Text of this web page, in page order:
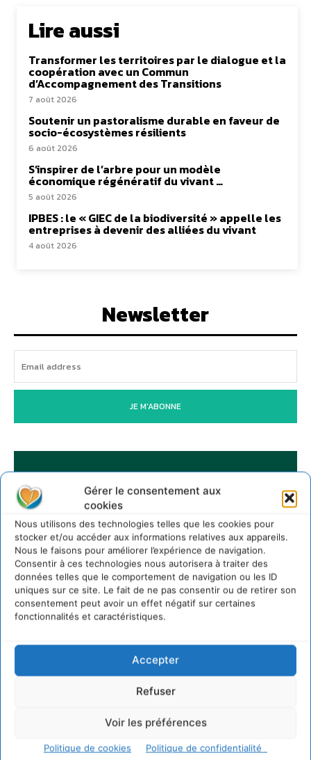
Gérer le consentement aux
cookies
Nous utilisons des technologies telles que les cookies pour
stocker et/ou accéder aux informations relatives aux appareils.
Nous le faisons pour améliorer l’expérience de navigation.
Consentir à ces technologies nous autorisera à traiter des
données telles que le comportement de navigation ou les ID
uniques sur ce site. Le fait de ne pas consentir ou de retirer son
consentement peut avoir un effet négatif sur certaines
fonctionnalités et caractéristiques.
Accepter
Refuser
Voir les préférences
Politique de cookies Politique de confidentialité
Lire aussi
Transformer les territoires par le dialogue et la
coopération avec un Commun
d’Accompagnement des Transitions
7 août 2026
Soutenir un pastoralisme durable en faveur de
socio-écosystèmes résilients
6 août 2026
S’inspirer de l’arbre pour un modèle
économique régénératif du vivant …
5 août 2026
IPBES : le « GIEC de la biodiversité » appelle les
entreprises à devenir des alliées du vivant
4 août 2026
Newsletter
JE M'ABONNE